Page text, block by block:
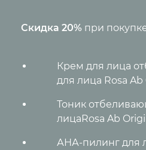
Скидка 20% при
Крем для лица
для лица Rosa
Тоник
лицаRosa Ab
АНА-пилинг для